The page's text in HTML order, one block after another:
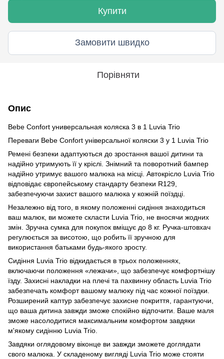
Купити
Замовити швидко
Порівняти
Опис
Bebe Confort универсальная коляска 3 в 1 Luvia Trio
Переваги Bebe Confort універсальної коляски 3 у 1 Luvia Trio
Ремені безпеки адаптуються до зростання вашої дитини та
надійно утримують її у кріслі. Знімний та поворотний бампер
надійно утримує вашого малюка на місці. Автокрісло Luvia Trio
відповідає європейському стандарту безпеки R129,
забезпечуючи захист вашого малюка у кожній поїздці.
Незалежно від того, в якому положенні сидіння знаходиться
ваш малюк, ви можете скласти Luvia Trio, не вносячи жодних
змін. Зручна сумка для покупок вміщує до 8 кг. Ручка-штовхач
регулюється за висотою, що робить її зручною для
використання батьками будь-якого зросту.
Сидіння Luvia Trio відкидається в трьох положеннях,
включаючи положення «лежачи», що забезпечує комфортнішу
їзду. Захисні накладки на плечі та пахвинну область Luvia Trio
забезпечать комфорт вашому малюку під час кожної поїздки.
Розширений каптур забезпечує захисне покриття, гарантуючи,
що ваша дитина завжди зможе спокійно відпочити. Ваше маля
зможе насолодитися максимальним комфортом завдяки
м'якому сидінню Luvia Trio.
Завдяки оглядовому віконце ви завжди зможете доглядати
свого малюка. У складеному вигляді Luvia Trio може стояти